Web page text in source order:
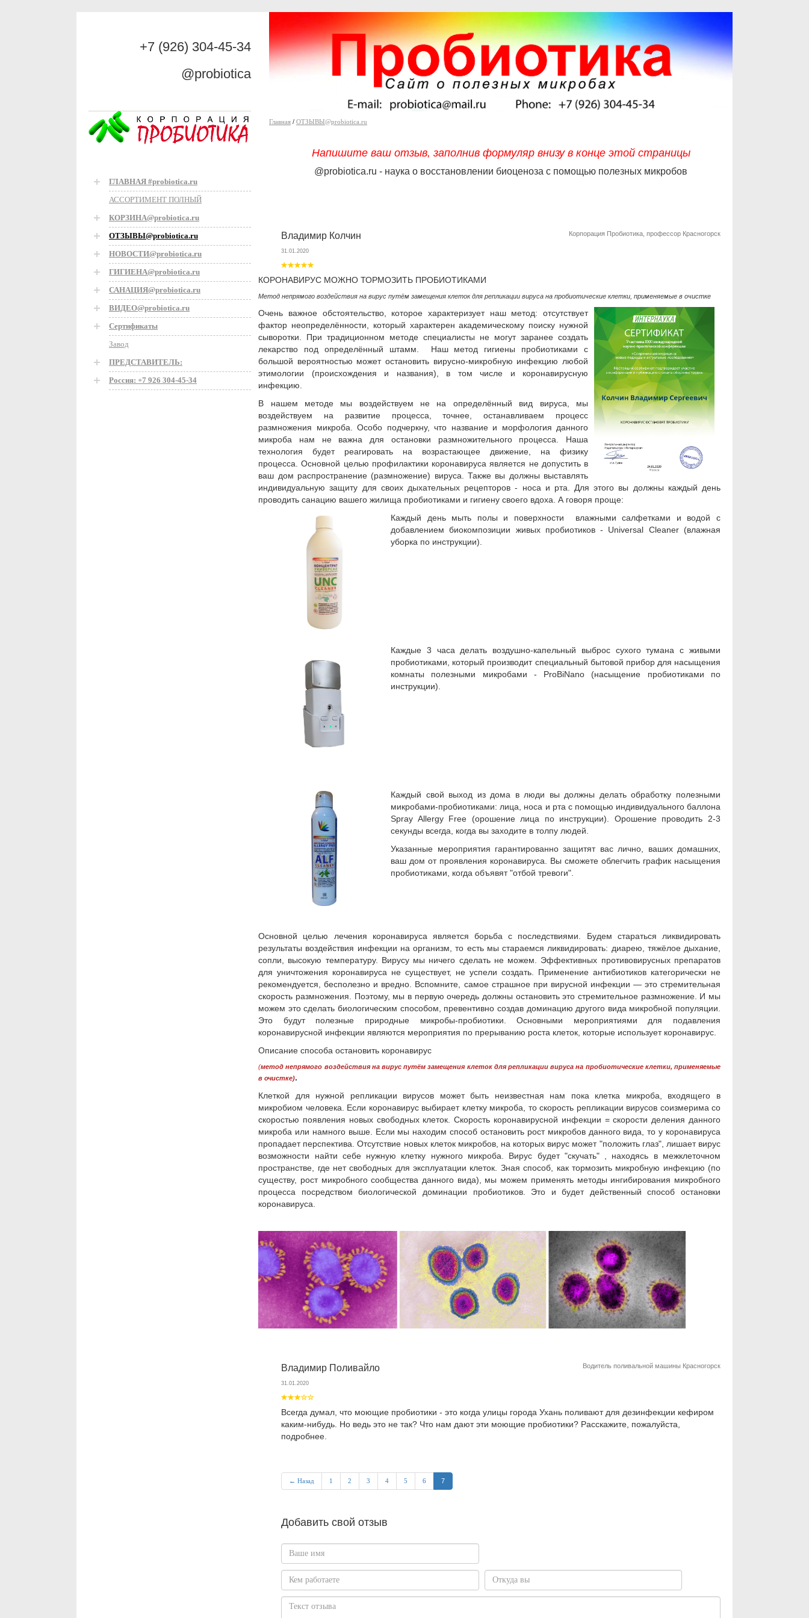
+7 (926) 304-45-34
@probiotica
ГЛАВНАЯ #probiotica.ru
АССОРТИМЕНТ ПОЛНЫЙ
КОРЗИНА@probiotica.ru
ОТЗЫВЫ@probiotica.ru
НОВОСТИ@probiotica.ru
ГИГИЕНА@probiotica.ru
САНАЦИЯ@probiotica.ru
ВИДЕО@probiotica.ru
Сертификаты
Завод
ПРЕДСТАВИТЕЛЬ:
Россия: +7 926 304-45-34
Главная / ОТЗЫВЫ@probiotica.ru
Напишите ваш отзыв, заполнив формуляр внизу в конце этой страницы
@probiotica.ru - наука о восстановлении биоценоза с помощью полезных микробов
Владимир Колчин Корпорация Пробиотика, профессор Красногорск
31.01.2020
КОРОНАВИРУС МОЖНО ТОРМОЗИТЬ ПРОБИОТИКАМИ
Метод непрямого воздействия на вирус путём замещения клеток для репликации вируса на пробиотические клетки, применяемые в очистке
Очень важное обстоятельство, которое характеризует наш метод: отсутствует
фактор неопределённости, который характерен академическому поиску нужной
сыворотки.
При традиционном методе специалисты не могут заранее создать
лекарство под определённый штамм. Наш метод гигиены пробиотиками с
большой вероятностью может остановить вирусно-микробную инфекцию любой
этимологии (происхождения и названия) , в том числе и коронавирусную
инфекцию.
В нашем методе мы воздействуем не на определённый вид вируса, мы
воздействуем на развитие процесса, точнее, останавливаем процесс
размножения микроба. Особо подчеркну, что название и морфология данного
микроба нам не важна для остановки размножительного процесса. Наша
технология будет реагировать на возрастающее движение, на физику
процесса.Основной целью профилактики коронавируса является не допустить в
ваш дом распространение (размножение) вируса. Также вы должны выставлять
индивидуальную защиту для своих дыхательных рецепторов - носа и рта. Для этого вы должны каждый день
проводить санацию вашего жилища пробиотиками и гигиену своего вдоха. А говоря проще:
Каждый день мыть полы и поверхности влажными салфетками и водой с
добавлением биокомпозиции живых пробиотиков - Universal Cleaner (влажная
уборка по инструкции).
Каждые 3 часа делать воздушно-капельный выброс сухого тумана с живыми
пробиотиками, который производит специальный бытовой прибор для насыщения
комнаты полезными микробами - ProBiNano (насыщение пробиотиками по
инструкции).
Каждый свой выход из дома в люди вы должны делать обработку полезными
микробами-пробиотиками: лица, носа и рта с помощью индивидуального баллона
Spray Allergy Free (орошение лица по инструкции). Орошение проводить 2-3
секунды всегда, когда вы заходите в толпу людей.
Указанные мероприятия гарантированно защитят вас лично, ваших домашних,
ваш дом от проявления коронавируса. Вы сможете облегчить график насыщения
пробиотиками, когда объявят "отбой тревоги".
Основной целью лечения коронавируса является борьба с последствиями. Будем стараться ликвидировать
результаты воздействия инфекции на организм, то есть мы стараемся ликвидировать: диарею, тяжёлое дыхание,
сопли, высокую температуру. Вирусу мы ничего сделать не можем. Эффективных противовирусных препаратов
для уничтожения коронавируса не существует, не успели создать. Применение антибиотиков категорически не
рекомендуется, бесполезно и вредно. Вспомните, самое страшное при вирусной инфекции — это стремительная
скорость размножения. Поэтому, мы в первую очередь должны остановить это стремительное размножение. И мы
можем это сделать биологическим способом, превентивно создав доминацию другого вида микробной популяции.
Это будут полезные природные микробы-пробиотики. Основными мероприятиями для подавления
коронавирусной инфекции являются мероприятия по прерыванию роста клеток, которые использует коронавирус.
Описание способа остановить коронавирус
(методнепрямого воздействия на вирус путём замещения клеток для репликации вируса на пробиотические клетки, применяемые
в очистке).
Клеткой для нужной репликации вирусов может быть неизвестная нам пока клетка микроба, входящего в
микробиом человека. Если коронавирус выбирает клетку микроба, то скорость репликации вирусов соизмерима со
скоростью появления новых свободных клеток. Скорость коронавирусной инфекции = скорости деления данного
микроба или намного выше. Если мы находим способ остановить рост микробов данного вида, то у коронавируса
пропадает перспектива. Отсутствие новых клеток микробов, на которых вирус может "положить глаз", лишает вирус
возможности найти себе нужную клетку нужного микроба. Вирус будет "скучать" , находясь в межклеточном
пространстве, где нет свободных для эксплуатации клеток. Зная способ, как тормозить микробную инфекцию (по
существу, рост микробного сообщества данного вида), мы можем применять методы ингибирования микробного
процесса посредством биологической доминации пробиотиков. Это и будет действенный способ остановки
коронавируса.
Владимир Поливайло Водитель поливальной машины Красногорск
31.01.2020
Всегда думал, что моющие пробиотики - это когда улицы города Ухань поливают для дезинфекции кефиром
каким-нибудь. Но ведь это не так? Что нам дают эти моющие пробиотики? Расскажите, пожалуйста,
подробнее.
← Назад 1 2 3 4 5 6 7
Добавить свой отзыв